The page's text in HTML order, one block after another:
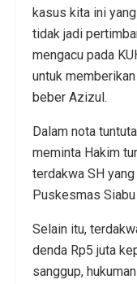
kasus kita ini
tidak jadi
mengacu pada
untuk
beber Azizul.
Dalam nota
meminta Hakim
terdakwa SH
Puskesmas Siabu
Selain itu,
denda Rp5 juta
sanggup,